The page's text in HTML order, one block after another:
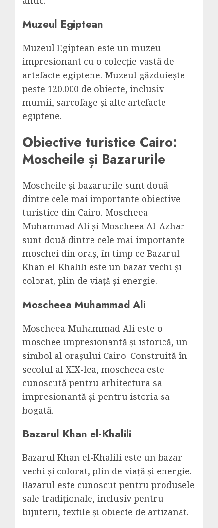
Muzeul Egiptean
Muzeul Egiptean este un muzeu
impresionant cu o colecție vastă de
artefacte egiptene. Muzeul găzduiește
peste 120.000 de obiecte, inclusiv
mumii, sarcofage și alte artefacte
egiptene.
Obiective turistice Cairo:
Moscheile și Bazarurile
Moscheile și bazarurile sunt două
dintre cele mai importante obiective
turistice din Cairo. Moscheea
Muhammad Ali și Moscheea Al-Azhar
sunt două dintre cele mai importante
moschei din oraș, în timp ce Bazarul
Khan el-Khalili este un bazar vechi și
colorat, plin de viață și energie.
Moscheea Muhammad Ali
Moscheea Muhammad Ali este o
moschee impresionantă și istorică, un
simbol al orașului Cairo. Construită în
secolul al XIX-lea, moscheea este
cunoscută pentru arhitectura sa
impresionantă și pentru istoria sa
bogată.
Bazarul Khan el-Khalili
Bazarul Khan el-Khalili este un bazar
vechi și colorat, plin de viață și energie.
Bazarul este cunoscut pentru produsele
sale tradiționale, inclusiv pentru
bijuterii, textile și obiecte de artizanat.